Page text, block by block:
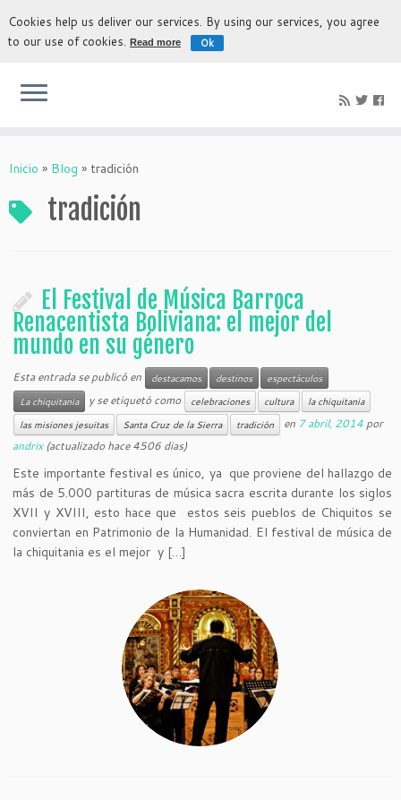
La experiencia más auténtica para descubrir Bolivia
Inicio » Blog » tradición
tradición
El Festival de Música Barroca
Renacentista Boliviana: el mejor del
mundo en su género
Esta entrada se publicó en destacamos destinos
espectáculos
La chiquitania
y se etiquetó como celebraciones cultura
la chiquitania
las misiones jesuitas
Santa Cruz de la Sierra tradición en 7 abril, 2014 por
andrix(actualizado hace 4506 dias)
Este importante festival es único, ya que proviene del hallazgo de
más de 5.000 partituras de música sacra escrita durante los siglos
XVII y XVIII, esto hace que estos seis pueblos de Chiquitos se
conviertan en Patrimonio de la Humanidad. El festival de música de
la chiquitania es el mejor y […]
Cookies help us deliver our services. By using our services, you agree
to our use of cookies.Read more Ok